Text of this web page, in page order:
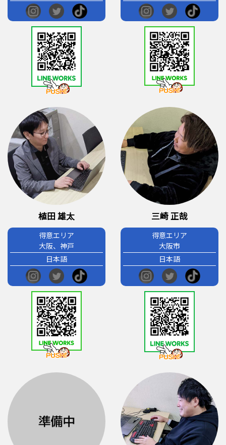
植田 雄太
得意エリア
大阪、神戸
日本語
三崎 正哉
得意エリア
大阪市
日本語